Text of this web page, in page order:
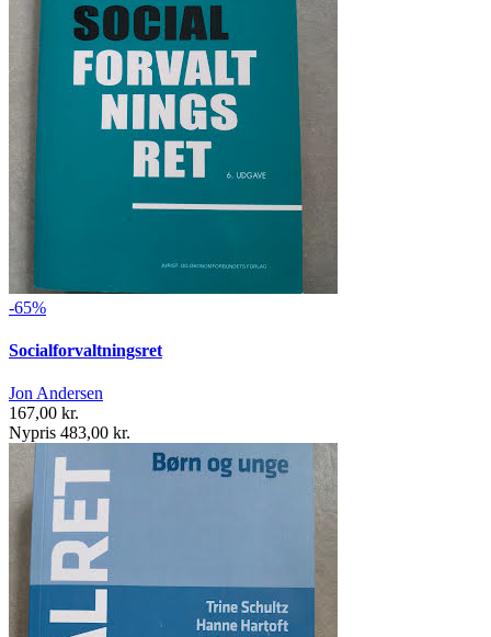
-65%
Socialforvaltningsret
Jon Andersen
167,00 kr.
Nypris 483,00 kr.